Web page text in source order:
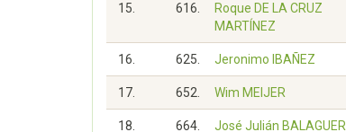
15. 616.
Roque DE LA CRUZ
MARTÍNEZ
16. 625. Jeronimo IBAÑEZ
17. 652. Wim MEIJER
18. 664.
José Julián BALAGUER